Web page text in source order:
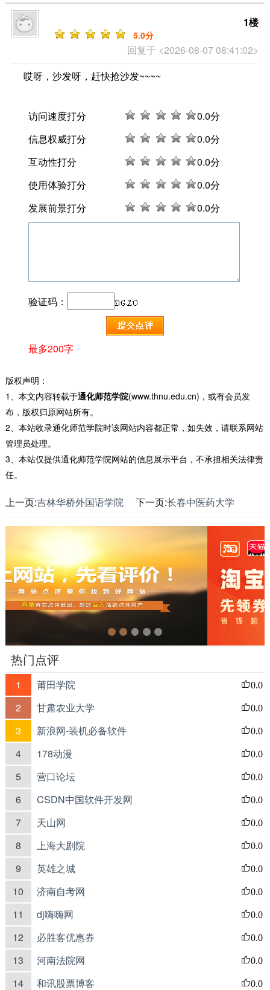
回复于 <2026-08-07 08:41:02>
1楼
5.0分
哎呀，沙发呀，赶快抢沙发~~~~
访问速度打分 0.0分
信息权威打分
0.0分
互动性打分
0.0分
使用体验打分
0.0分
发展前景打分
0.0分
验证码：
最多200字
版权声明：
1、本文内容转载于通化师范学院(www.thnu.edu.cn)，或有会员发
布，版权归原网站所有。
2、本站收录通化师范学院时该网站内容都正常，如失效，请联系网站
管理员处理。
3、本站仅提供通化师范学院网站的信息展示平台，不承担相关法律责
任。
上一页:吉林华桥外国语学院 下一页:长春中医药大学
热门点评
1 莆田学院 0.0
2 甘肃农业大学 0.0
3 新浪网-装机必备软件 0.0
4 178动漫 0.0
5 营口论坛 0.0
6 CSDN中国软件开发网 0.0
7 天山网 0.0
8 上海大剧院 0.0
9 英雄之城 0.0
10 济南自考网 0.0
11 dj嗨嗨网 0.0
12 必胜客优惠券 0.0
13 河南法院网 0.0
14 和讯股票博客 0.0